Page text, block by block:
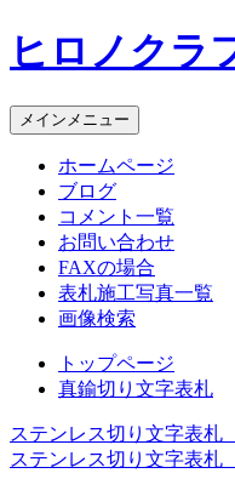
コ
ン
ン
ツ
ヒロノク
メインメニュー
ホームページ
ブログ
コメント一覧
お問い合わせ
FAXの場合
表札施工写真一覧
画像検索
トップページ
真鍮切り文字表札
投
稿
ステンレス切り文字表
ステンレス切り文字表